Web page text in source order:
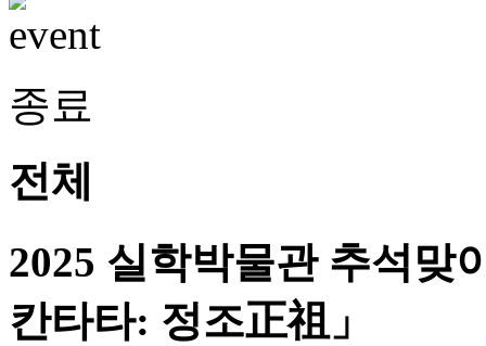
종료
전체
2025 실학박물관 추석맞
칸타타: 정조正祖」